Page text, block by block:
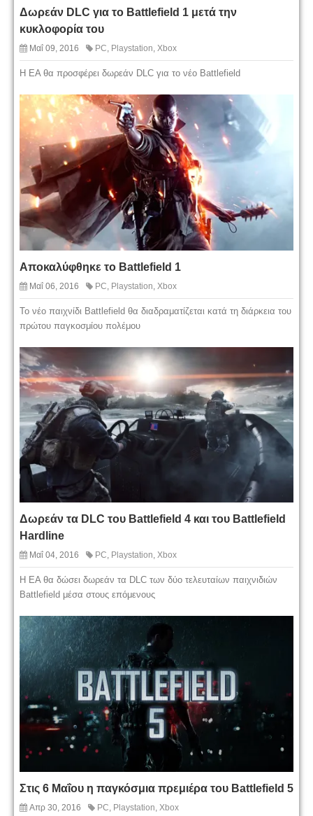
Δωρεάν DLC για το Battlefield 1 μετά την
κυκλοφορία του
Μαΐ 09, 2016 PC, Playstation, Xbox
H EA θα προσφέρει δωρεάν DLC για το νέο Battlefield
Αποκαλύφθηκε το Battlefield 1
Μαΐ 06, 2016 PC Playstation Xbox
Το νέο παιχνίδι Battlefield θα διαδραματίζεται κατά τη διάρκεια του
πρώτου παγκοσμίου πολέμου
Δωρεάν τα DLC του Battlefield 4 και του Battlefield
Hardline
Μαΐ 04, 2016 PC, Playstation, Xbox
H EA θα δώσει δωρεάν τα DLC των δύο τελευταίων παιχνιδιών
Battlefield μέσα στους επόμενους
Στις 6 Μαΐου η παγκόσμια πρεμιέρα του Battlefield 5
Απρ 30, 2016 PC, Playstation, Xbox